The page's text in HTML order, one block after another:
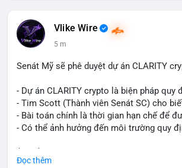
Vlike Wire
5 m
Senát Mỹ sẽ phê duyệt dự án CLARITY
- Dự án CLARITY crypto là biện pháp quy
- Tim Scott (Thành viên Senát SC) cho
- Bài toán chính là thời gian hạn chế để
- Có thể ảnh hưởng đến môi trường quy
Đọc thêm